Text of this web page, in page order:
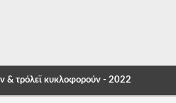
& τρόλεϊ κυκλοφορούν - 2022